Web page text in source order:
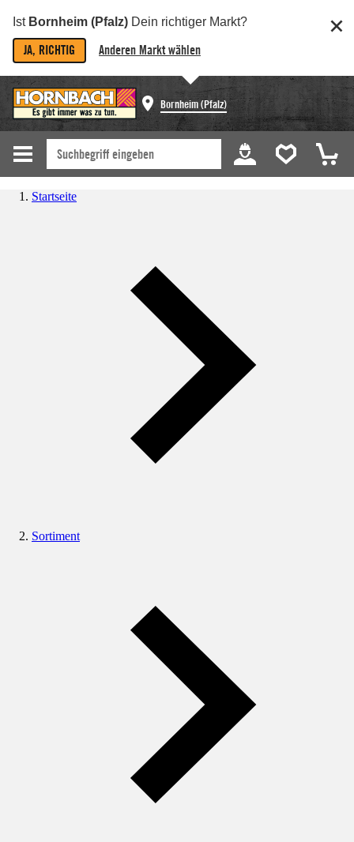
Ist Bornheim (Pfalz) Dein richtiger Markt?
JA, RICHTIG Anderen Markt wählen
Bornheim (Pfalz)
Startseite
Sortiment